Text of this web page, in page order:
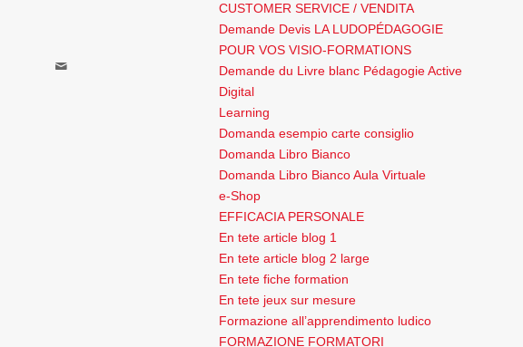
CUSTOMER SERVICE / VENDITA
Demande Devis LA LUDOPÉDAGOGIE
POUR VOS VISIO-FORMATIONS
Demande du Livre blanc Pédagogie Active
Digital
Learning
Domanda esempio carte consiglio
Domanda Libro Bianco
Domanda Libro Bianco Aula Virtuale
e-Shop
EFFICACIA PERSONALE
En tete article blog 1
En tete article blog 2 large
En tete fiche formation
En tete jeux sur mesure
Formazione all’apprendimento ludico
FORMAZIONE FORMATORI